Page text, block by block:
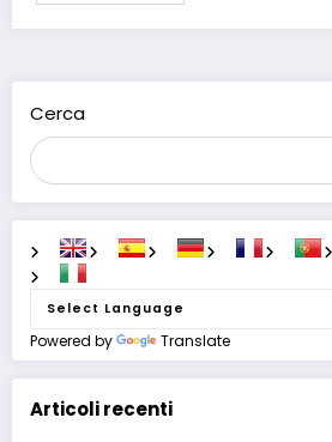
Cerca
Powered by Translate
Articoli recenti